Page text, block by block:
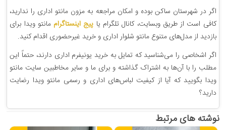
اگر در شهرستان ساکن بوده و امکان مراجعه به مزون مانتو اداری را ندارید،
کافی است از طریق وبسایت، کانال تلگرام یا پیج اینستاگرام مانتو ویدا برای
بازدید از مدل‌های متنوع مانتو شلوار اداری و خرید غیرحضوری اقدام کنید.
اگر اشخاصی را می‌شناسید که تمایل به خرید یونیفرم اداری دارند، حتماً این
مطلب را با آن‌ها به اشتراک گذاشته و برای ما و سایر مخاطبین سایت مانتو
ویدا بگویید که آیا از کیفیت لباس‌های اداری و رسمی مانتو ویدا رضایت
دارید؟
نوشته های مرتبط